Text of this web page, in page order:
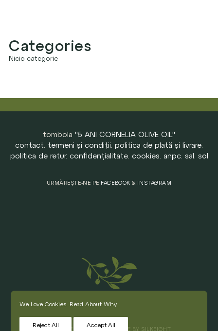
Categories
Nicio categorie
tombola "5 ANI CORNELIA OLIVE OIL"
contact termeni și condiții politica de plată și livrare
politica de retur. confidențialitate. cookies anpc. sal sol
URMĂREȘTE-NE PE FACEBOOK & INSTAGRAM
© CORNELIA OLIVE OIL. MADE BY SILKEIGHT
We Love Cookies. Read About Why
Reject All Accept All